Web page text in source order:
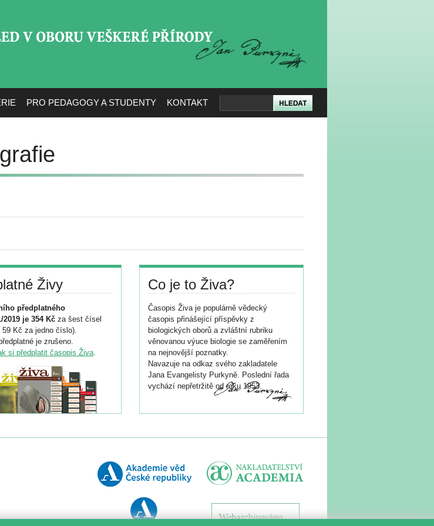
PRO PEDAGOGY A STUDENTY KONTAKT
Živy
předplatného
je 354 Kč za šest čísel
Kč za jedno číslo).
je zrušeno.
si předplatit časopis Živa.
Co je to Živa?
Časopis Živa je populárně vědecký
časopis přinášející příspěvky z
biologických oborů a zvláštní rubriku
věnovanou výuce biologie se zaměřením
na nejnovější poznatky.
Navazuje na odkaz svého zakladatele
Jana Evangelisty Purkyně. Poslední řada
vychází nepřetržitě od roku 1953.